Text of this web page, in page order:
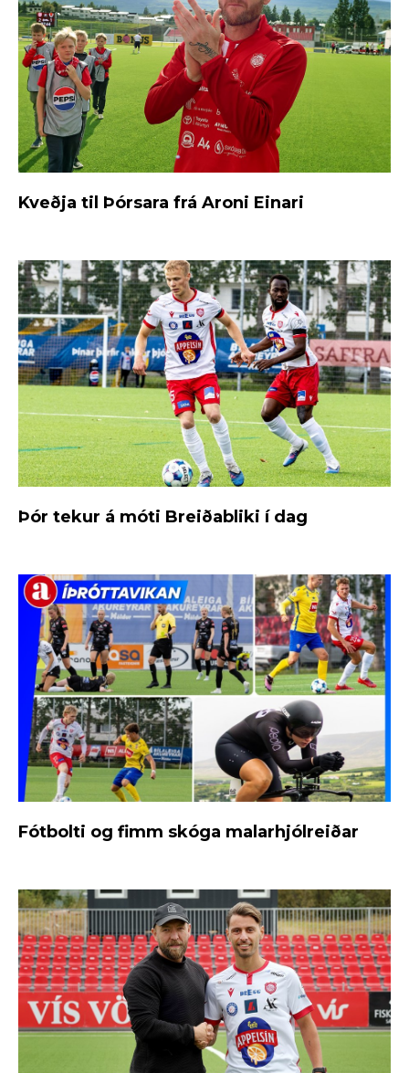
Kveðja til Þórsara frá Aroni Einari
Þór tekur á móti Breiðabliki í dag
Fótbolti og fimm skóga malarhjólreiðar